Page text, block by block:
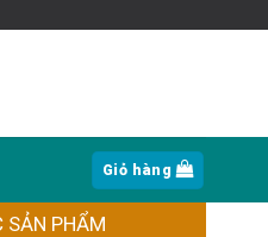
Giỏ hàng
SẢN PHẨM